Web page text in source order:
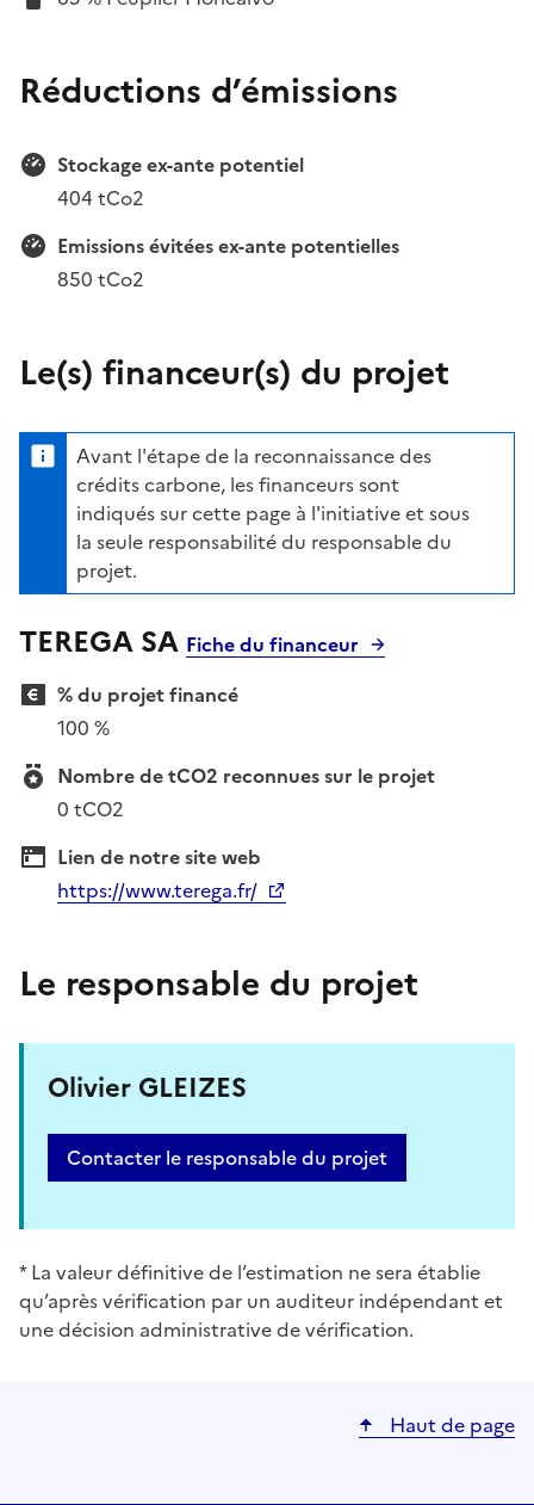
Réductions d’émissions
Stockage ex-ante potentiel
404 tCo2
Emissions évitées ex-ante potentielles
850 tCo2
Le(s) financeur(s) du projet
Avant l'étape de la reconnaissance des
crédits carbone, les financeurs sont
indiqués sur cette page à l'initiative et sous
la seule responsabilité du responsable du
projet.
TEREGA SA Fiche du financeur
% du projet financé
100 %
Nombre de tCO2 reconnues sur le projet
0 tCO2
Lien de notre site web
https://www.terega.fr/
Le responsable du projet
Olivier GLEIZES
Contacter le responsable du projet
* La valeur définitive de l’estimation ne sera établie
qu’après vérification par un auditeur indépendant et
une décision administrative de vérification.
Haut de page